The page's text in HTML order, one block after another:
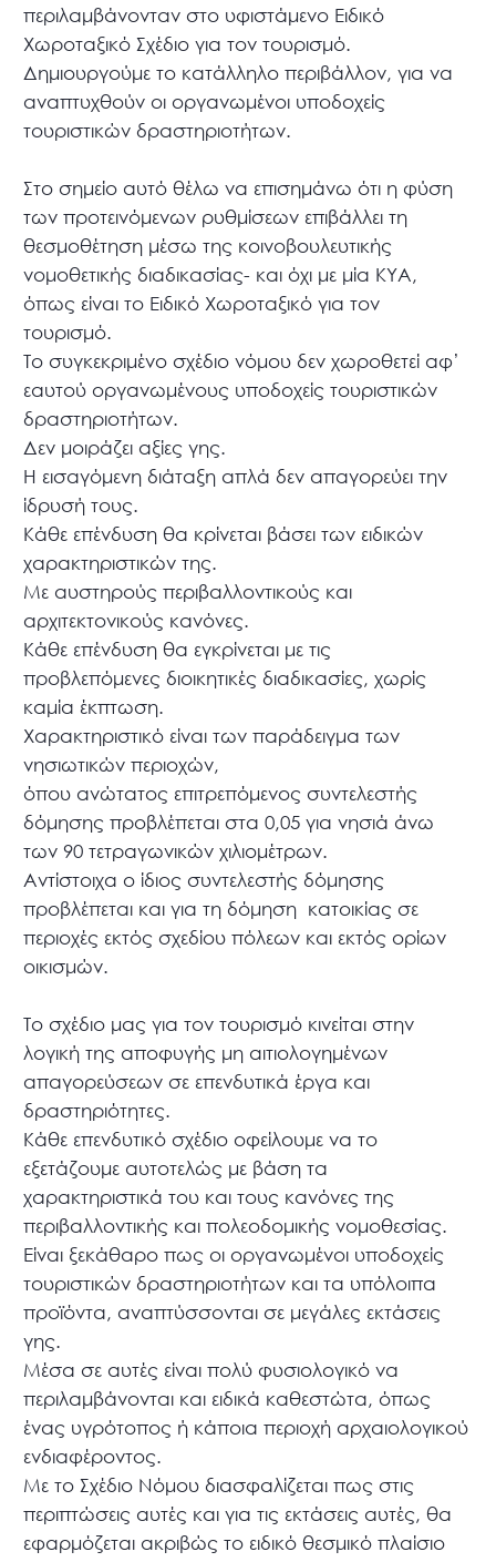
περιλαμβάνονταν στο υφιστάμενο Ειδικό
Χωροταξικό Σχέδιο για τον τουρισμό.
Δημιουργούμε το κατάλληλο περιβάλλον, για να
αναπτυχθούν οι οργανωμένοι υποδοχείς
τουριστικών δραστηριοτήτων.
Στο σημείο αυτό θέλω να επισημάνω ότι η φύση
των προτεινόμενων ρυθμίσεων επιβάλλει τη
θεσμοθέτηση μέσω της κοινοβουλευτικής
νομοθετικής διαδικασίας- και όχι με μία ΚΥΑ,
όπως είναι το Ειδικό Χωροταξικό για τον
τουρισμό.
Το συγκεκριμένο σχέδιο νόμου δεν χωροθετεί αφ’
εαυτού οργανωμένους υποδοχείς τουριστικών
δραστηριοτήτων.
Δεν μοιράζει αξίες γης.
Η εισαγόμενη διάταξη απλά δεν απαγορεύει την
ίδρυσή τους.
Κάθε επένδυση θα κρίνεται βάσει των ειδικών
χαρακτηριστικών της.
Με αυστηρούς περιβαλλοντικούς και
αρχιτεκτονικούς κανόνες.
Κάθε επένδυση θα εγκρίνεται με τις
προβλεπόμενες διοικητικές διαδικασίες, χωρίς
καμία έκπτωση.
Χαρακτηριστικό είναι των παράδειγμα των
νησιωτικών περιοχών,
όπου ανώτατος επιτρεπόμενος συντελεστής
δόμησης προβλέπεται στα 0,05 για νησιά άνω
των 90 τετραγωνικών χιλιομέτρων.
Αντίστοιχα ο ίδιος συντελεστής δόμησης
προβλέπεται και για τη δόμηση κατοικίας σε
περιοχές εκτός σχεδίου πόλεων και εκτός ορίων
οικισμών.
Το σχέδιο μας για τον τουρισμό κινείται στην
λογική της αποφυγής μη αιτιολογημένων
απαγορεύσεων σε επενδυτικά έργα και
δραστηριότητες.
Κάθε επενδυτικό σχέδιο οφείλουμε να το
εξετάζουμε αυτοτελώς με βάση τα
χαρακτηριστικά του και τους κανόνες της
περιβαλλοντικής και πολεοδομικής νομοθεσίας.
Είναι ξεκάθαρο πως οι οργανωμένοι υποδοχείς
τουριστικών δραστηριοτήτων και τα υπόλοιπα
προϊόντα, αναπτύσσονται σε μεγάλες εκτάσεις
γης.
Μέσα σε αυτές είναι πολύ φυσιολογικό να
περιλαμβάνονται και ειδικά καθεστώτα, όπως
ένας υγρότοπος ή κάποια περιοχή αρχαιολογικού
ενδιαφέροντος.
Με το Σχέδιο Νόμου διασφαλίζεται πως στις
περιπτώσεις αυτές και για τις εκτάσεις αυτές, θα
εφαρμόζεται ακριβώς το ειδικό θεσμικό πλαίσιο